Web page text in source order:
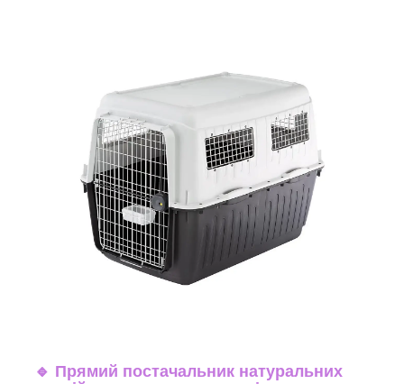
🔹 Прямий постачальник натуральних